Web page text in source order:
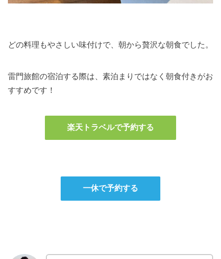
どの料理もやさしい味付けで、朝から贅沢な朝食でした。
雷門旅館の宿泊する際は、素泊まりではなく朝食付きがお
すすめです！
楽天トラベルで予約する
一休で予約する